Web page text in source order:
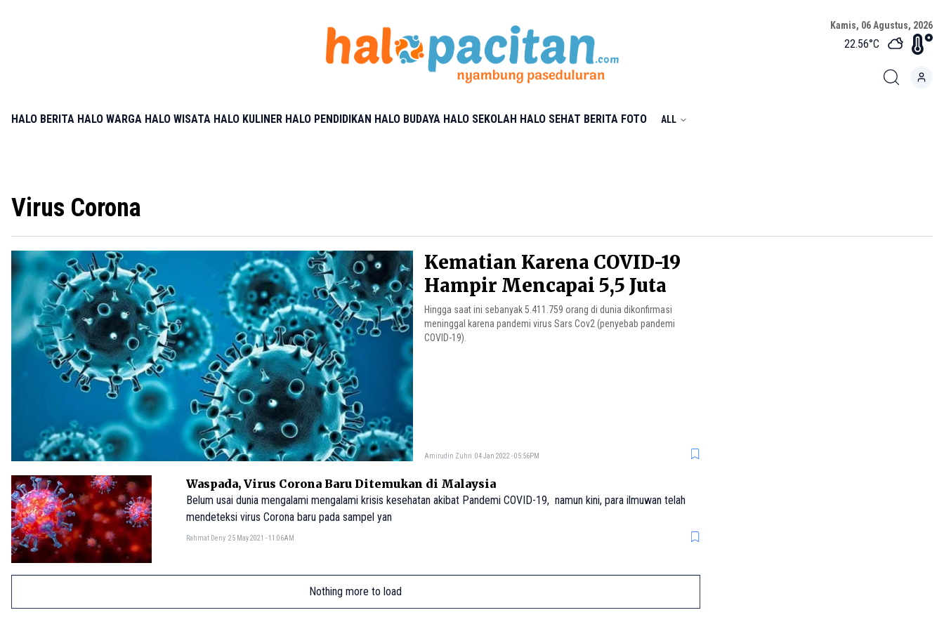
Kamis, 06 Agustus, 2026
22.56°C
HALO BERITA HALO WARGA HALO WISATA HALO KULINER HALO PENDIDIKAN HALO BUDAYA HALO SEKOLAH HALO SEHAT BERITA FOTO ALL
Virus Corona
Kematian Karena COVID-19
Hampir Mencapai 5,5 Juta
Hingga saat ini sebanyak 5.411.759 orang di dunia dikonfirmasi
meninggal karena pandemi virus Sars Cov2 (penyebab pandemi
COVID-19).
Amirudin Zuhri 04 Jan 2022 - 05:56PM
Waspada, Virus Corona Baru Ditemukan di Malaysia
Belum usai dunia mengalami mengalami krisis kesehatan akibat Pandemi COVID-19, namun kini, para ilmuwan telah
mendeteksi virus Corona baru pada sampel yan
Rahmat Deny 25 May 2021 - 11:06AM
Nothing more to load